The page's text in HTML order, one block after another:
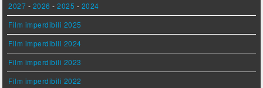
2027 - 2026 -2025 - 2024
Film imperdibili 2025
Film imperdibili 2024
Film imperdibili 2023
Film imperdibili 2022